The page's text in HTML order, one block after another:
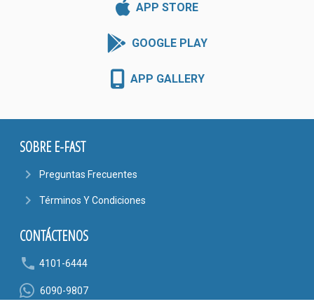
APP STORE
GOOGLE PLAY
APP GALLERY
SOBRE E-FAST
navigate_next Preguntas Frecuentes
navigate_next Términos Y Condiciones
CONTÁCTENOS
phone 4101-6444
6090-9807